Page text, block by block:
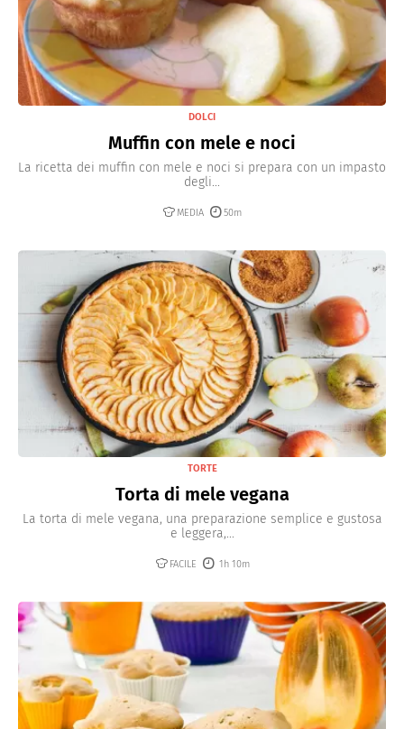
DOLCI
Muffin con mele e noci
La ricetta dei muffin con mele e noci si prepara con un impasto
degli...
MEDIA 50m
TORTE
Torta di mele vegana
La torta di mele vegana, una preparazione semplice e gustosa
e leggera,...
FACILE 1h 10m